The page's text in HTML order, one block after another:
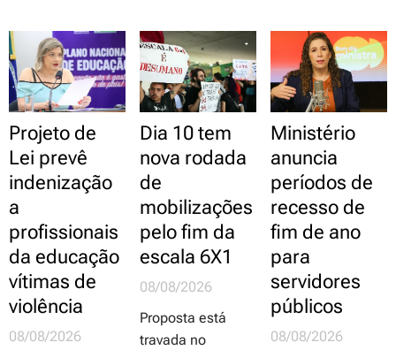
Projeto de
Lei prevê
indenização
a
profissionais
da educação
vítimas de
violência
08/08/2026
Dia 10 tem
nova rodada
de
mobilizações
pelo fim da
escala 6X1
08/08/2026
Proposta está
travada no
Ministério
anuncia
períodos de
recesso de
fim de ano
para
servidores
públicos
08/08/2026